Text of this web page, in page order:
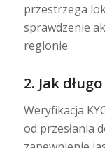
przestrzega
sprawdzenie
regionie.
2. Jak
Weryfikacja
od przesłania